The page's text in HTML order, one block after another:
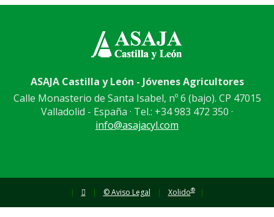
ASAJA Castilla y León - Jóvenes Agricultores
Calle Monasterio de Santa Isabel, nº 6 (bajo). CP 47015
Valladolid - España · Tel.: +34 983 472 350 ·
info@asajacyl.com
| | © Aviso Legal | Xolido® |